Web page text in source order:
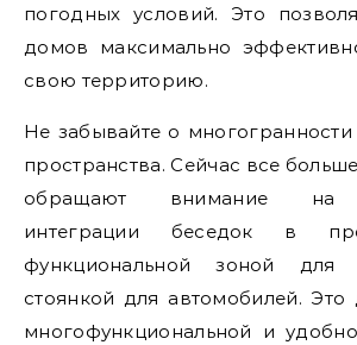
погодных условий. Это
домов максимально
свою территорию.
Не забывайте о многогранности
пространства. Сейчас все
обращают внимание на
интеграции беседок в
функциональной зоной
стоянкой для автомобилей. Это
многофункциональной и